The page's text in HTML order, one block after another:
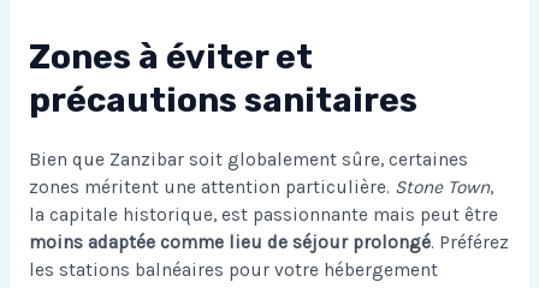
Zones à éviter et
précautions sanitaires
Bien que Zanzibar soit globalement sûre, certaines
zones méritent une attention particulière. Stone Town,
la capitale historique, est passionnante mais peut être
moins adaptée comme lieu de séjour prolongé. Préférez
les stations balnéaires pour votre hébergement